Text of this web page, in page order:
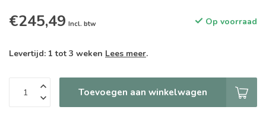
€245,49 Incl. btw Op voorraad
Levertijd: 1 tot 3 weken Lees meer.
Toevoegen aan winkelwagen